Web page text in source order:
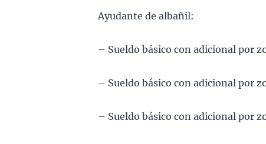
Ayudante de albañil:
– Sueldo básico con adicional por
– Sueldo básico con adicional por
– Sueldo básico con adicional por